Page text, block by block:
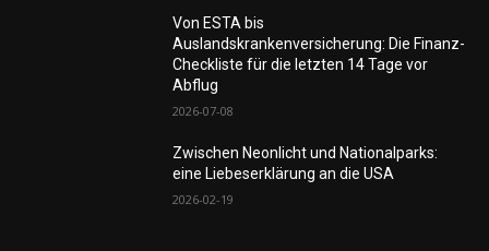
Von ESTA bis
Auslandskrankenversicherung: Die Finanz-
Checkliste für die letzten 14 Tage vor
Abflug
2026-07-08
Zwischen Neonlicht und Nationalparks:
eine Liebeserklärung an die USA
2026-02-19